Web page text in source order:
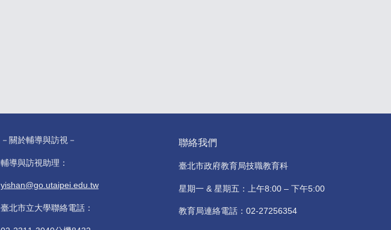
－關於輔導與訪視－
輔導與訪視助理：
yishan@go.utaipei.edu.tw
臺北市立大學聯絡電話：
聯絡我們
臺北市政府教育局技職教育科
星期一 & 星期五：上午8:00 – 下午5:00
教育局連絡電話：02-27256354